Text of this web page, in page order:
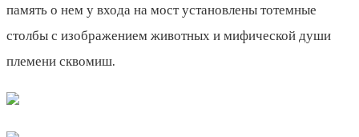
память о нем у входа на мост установлены тотемные
столбы с изображением животных и мифической души
племени сквомиш.